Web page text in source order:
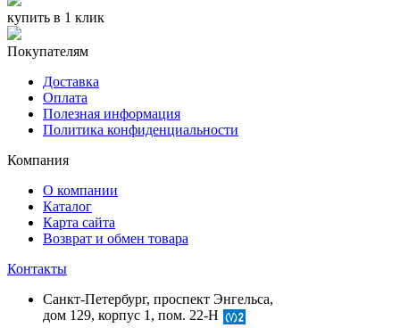
купить в 1 клик
Покупателям
Доставка
Оплата
Полезная информация
Политика конфиденциальности
Компания
О компании
Каталог
Карта сайта
Возврат и обмен товара
Контакты
Санкт-Петербург, проспект Энгельса,
дом 129, корпус 1, пом. 22-Н